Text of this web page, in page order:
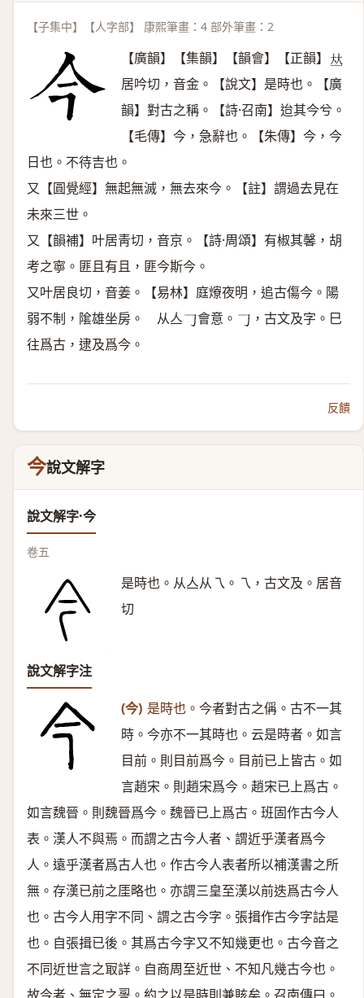
【子集中】【人字部】 康熙筆畫：4 部外筆畫：2
【廣韻】【集韻】【韻會】【正韻】 𠀤
居吟切，音金。【說文】是時也。【廣
韻】對古之稱。【詩·召南】迨其今兮。
【毛傳】今，急辭也。【朱傳】今，今
日也。不待吉也。
又【圓覺經】無起無滅，無去來今。【註】謂過去見在
未來三世。
又【韻補】叶居靑切，音京。【詩·周頌】有椒其馨，胡
考之寧。匪且有且，匪今斯今。
又叶居良切，音姜。【易林】庭爎夜明，追古傷今。陽
弱不制，隂雄坐房。 从亼 𠃌會意。 𠃌 ，古文及字。巳
往爲古，逮及爲今。
反饋
今說文解字
說文解字·今
卷五
是時也。从亼从乁。乁，古文及。居音
切
說文解字注
(今) 是時也。 今者對古之偁。古不一其
時。今亦不一其時也。云是時者。如言
目前。則目前爲今。目前已上皆古。如
言趙宋。則趙宋爲今。趙宋已上爲古。
如言魏晉。則魏晉爲今。魏晉已上爲古。班固作古今人
表。漢人不與焉。而謂之古今人者、謂近乎漢者爲今
人。遠乎漢者爲古人也。作古今人表者所以補漢書之所
無。存漢已前之厓略也。亦謂三皇至漢以前迭爲古今人
也。古今人用字不同、謂之古今字。張揖作古今字詁是
也。自張揖已後。其爲古今字又不知幾更也。古今音之
不同近世言之冣詳。自商周至近世、不知凡幾古今也。